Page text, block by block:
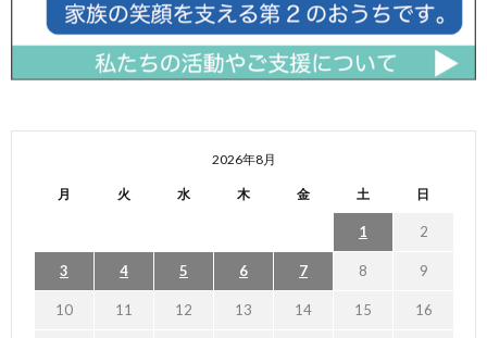
2026年8月
月 火 水 木 金 土 日
1 2
3 4 5 6 7 8 9
10 11 12 13 14 15 16